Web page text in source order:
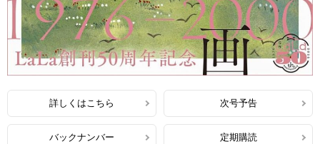
詳しくはこちら 次号予告
バックナンバー 定期購読